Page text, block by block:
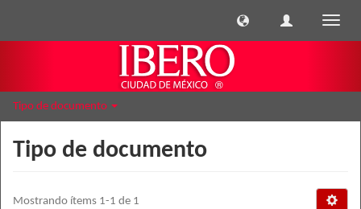
Tipo de documento
Tipo de documento
Mostrando ítems 1-1 de 1